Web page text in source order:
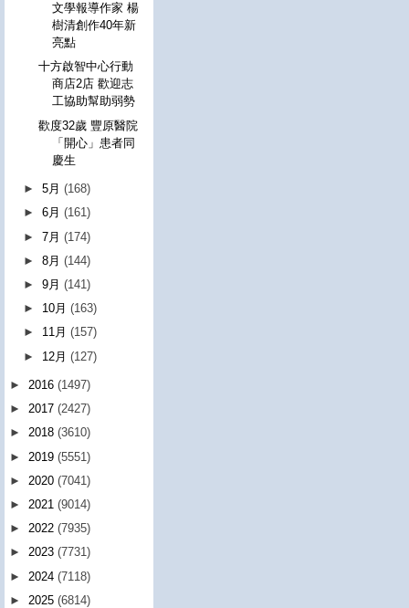
文學報導作家 楊
樹清創作40年新
亮點
十方啟智中心行動
商店2店 歡迎志
工協助幫助弱勢
歡度32歲 豐原醫院
「開心」患者同
慶生
►5月(168)
►6月(161)
►7月(174)
►8月(144)
►9月(141)
► 10月(163)
► 11月(157)
► 12月(127)
► 2016 (1497)
► 2017 (2427)
► 2018 (3610)
► 2019 (5551)
► 2020 (7041)
► 2021 (9014)
► 2022 (7935)
► 2023 (7731)
► 2024 (7118)
► 2025 (6814)